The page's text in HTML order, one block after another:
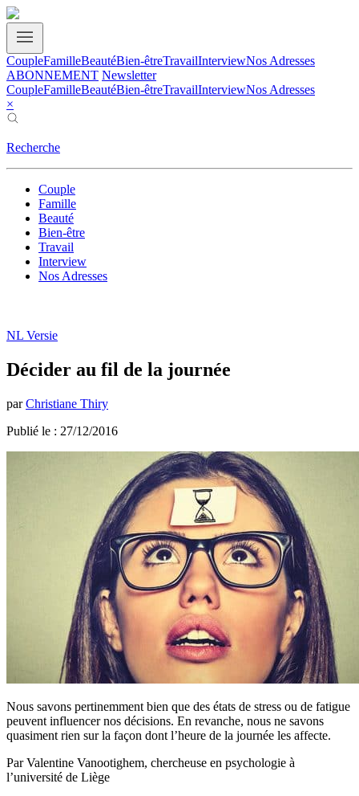
CoupleFamilleBeautéBien-êtreTravailInterviewNos Adresses
ABONNEMENT Newsletter
CoupleFamilleBeautéBien-êtreTravailInterviewNos Adresses
×
Recherche
Couple
Famille
Beauté
Bien-être
Travail
Interview
Nos Adresses
NL Versie
Décider au fil de la journée
par Christiane Thiry
Publié le : 27/12/2016
Nous savons pertinemment bien que des états de stress ou de fatigue
peuvent influencer nos décisions. En revanche, nous ne savons
quasiment rien sur la façon dont l’heure de la journée les affecte.
Par Valentine Vanootighem, chercheuse en psychologie à
l’université de Liège